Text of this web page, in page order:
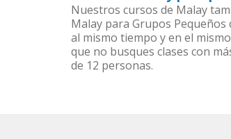
Nuestros cursos de Malay
Malay para Grupos
al mismo tiempo y en el
que no busques clases con
de 12 personas.